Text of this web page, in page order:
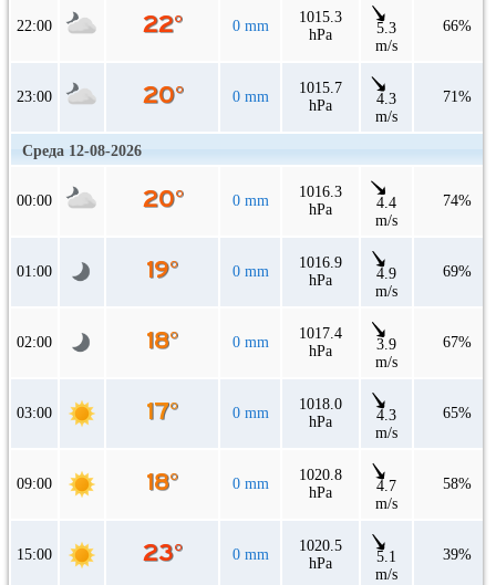
22:00 0 mm
1015.3
hPa
5.3
m/s
66%
23:00 0 mm
1015.7
hPa
4.3
m/s
71%
Среда 12-08-2026
00:00 0 mm
1016.3
hPa
4.4
m/s
74%
01:00 0 mm
1016.9
hPa
4.9
m/s
69%
02:00 0 mm
1017.4
hPa
3.9
m/s
67%
03:00 0 mm
1018.0
hPa
4.3
m/s
65%
09:00 0 mm
1020.8
hPa
4.7
m/s
58%
15:00 0 mm
1020.5
hPa
5.1
m/s
39%